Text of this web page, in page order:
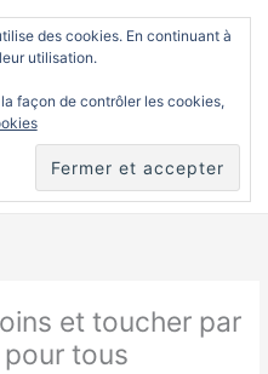
de toucher
par semaine applicable pour
et toucher par
tous
des cookies. En continuant à
utilisation.
façon de contrôler les cookies,